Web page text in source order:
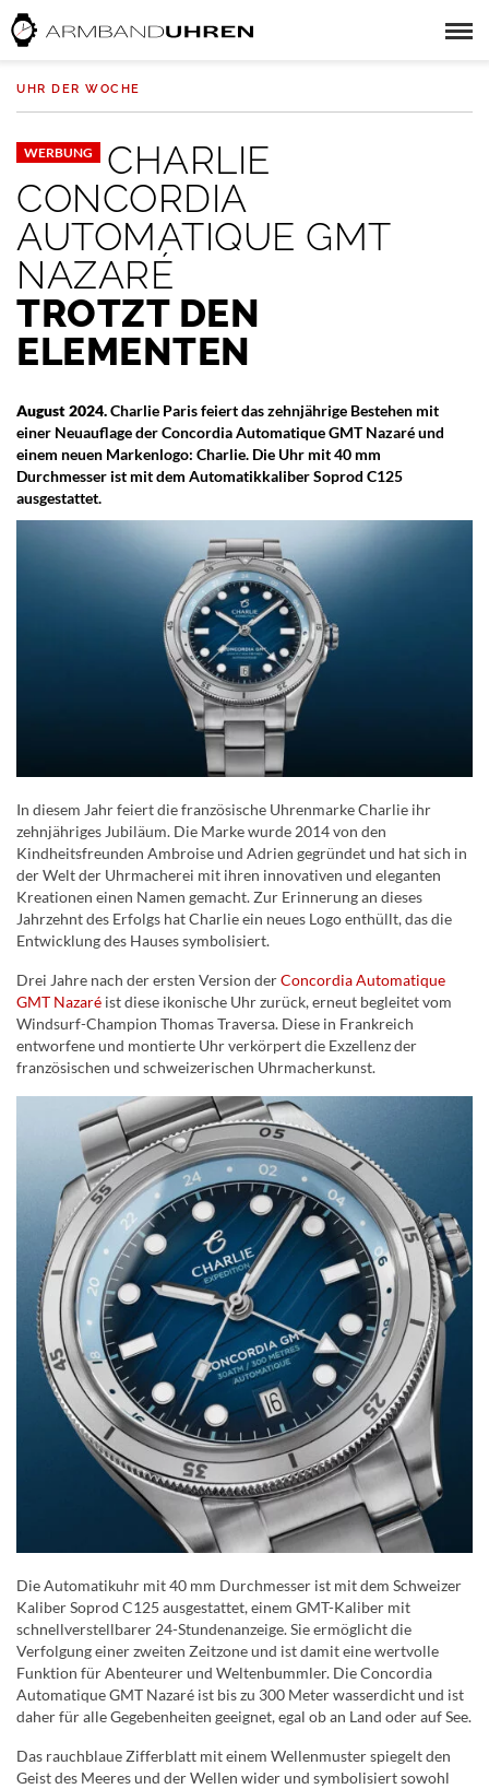
UHR DER WOCHE
WERBUNG
CHARLIE
CONCORDIA
AUTOMATIQUE GMT
NAZARÉ
TROTZT DEN
ELEMENTEN
August 2024.Charlie Paris feiert das zehnjährige Bestehen mit
einer Neuauflage der Concordia Automatique GMT Nazaré und
einem neuen Markenlogo: Charlie. Die Uhr mit 40 mm
Durchmesser ist mit dem Automatikkaliber Soprod C125
ausgestattet.
In diesem Jahr feiert die französische Uhrenmarke Charlie ihr
zehnjähriges Jubiläum. Die Marke wurde 2014 von den
Kindheitsfreunden Ambroise und Adrien gegründet und hat sich in
der Welt der Uhrmacherei mit ihren innovativen und eleganten
Kreationen einen Namen gemacht. Zur Erinnerung an dieses
Jahrzehnt des Erfolgs hat Charlie ein neues Logo enthüllt, das die
Entwicklung des Hauses symbolisiert.
Drei Jahre nach der ersten Version derConcordia Automatique
GMT Nazaré ist diese ikonische Uhr zurück, erneut begleitet vom
Windsurf-Champion Thomas Traversa. Diese in Frankreich
entworfene und montierte Uhr verkörpert die Exzellenz der
französischen und schweizerischen Uhrmacherkunst.
Die Automatikuhr mit 40 mm Durchmesser ist mit dem Schweizer
Kaliber Soprod C125 ausgestattet, einem GMT-Kaliber mit
schnellverstellbarer 24-Stundenanzeige. Sie ermöglicht die
Verfolgung einer zweiten Zeitzone und ist damit eine wertvolle
Funktion für Abenteurer und Weltenbummler. Die Concordia
Automatique GMT Nazaré ist bis zu 300 Meter wasserdicht und ist
daher für alle Gegebenheiten geeignet, egal ob an Land oder auf See.
Das rauchblaue Zifferblatt mit einem Wellenmuster spiegelt den
Geist des Meeres und der Wellen wider und symbolisiert sowohl